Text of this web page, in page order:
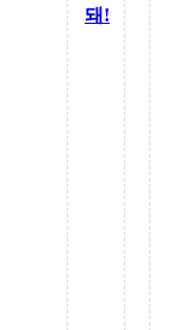
돼!